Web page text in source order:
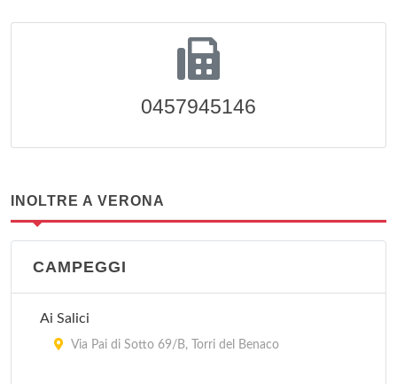
0457945146
INOLTRE A VERONA
CAMPEGGI
Ai Salici
Via Pai di Sotto 69/B, Torri del Benaco